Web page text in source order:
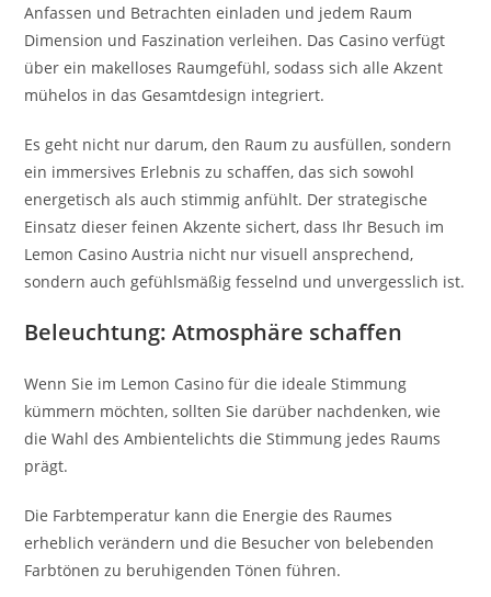
Anfassen und Betrachten einladen und jedem Raum
Dimension und Faszination verleihen. Das Casino verfügt
über ein makelloses Raumgefühl, sodass sich alle Akzent
mühelos in das Gesamtdesign integriert.
Es geht nicht nur darum, den Raum zu ausfüllen, sondern
ein immersives Erlebnis zu schaffen, das sich sowohl
energetisch als auch stimmig anfühlt. Der strategische
Einsatz dieser feinen Akzente sichert, dass Ihr Besuch im
Lemon Casino Austria nicht nur visuell ansprechend,
sondern auch gefühlsmäßig fesselnd und unvergesslich ist.
Beleuchtung: Atmosphäre schaffen
Wenn Sie im Lemon Casino für die ideale Stimmung
kümmern möchten, sollten Sie darüber nachdenken, wie
die Wahl des Ambientelichts die Stimmung jedes Raums
prägt.
Die Farbtemperatur kann die Energie des Raumes
erheblich verändern und die Besucher von belebenden
Farbtönen zu beruhigenden Tönen führen.